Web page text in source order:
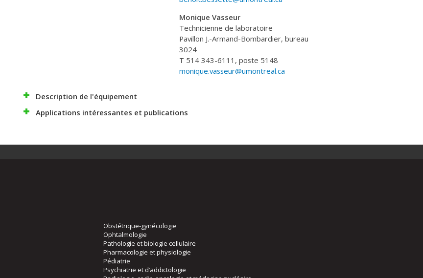
Monique Vasseur
Technicienne de laboratoire
Pavillon J.-Armand-Bombardier, bureau
3024
T 514 343-6111, poste 5148
monique.vasseur@umontreal.ca
Description de l'équipement
Applications intéressantes et publications
Obstétrique-gynécologie
Ophtalmologie
Pathologie et biologie cellulaire
Pharmacologie et physiologie
Pédiatrie
Psychiatrie et d’addictologie